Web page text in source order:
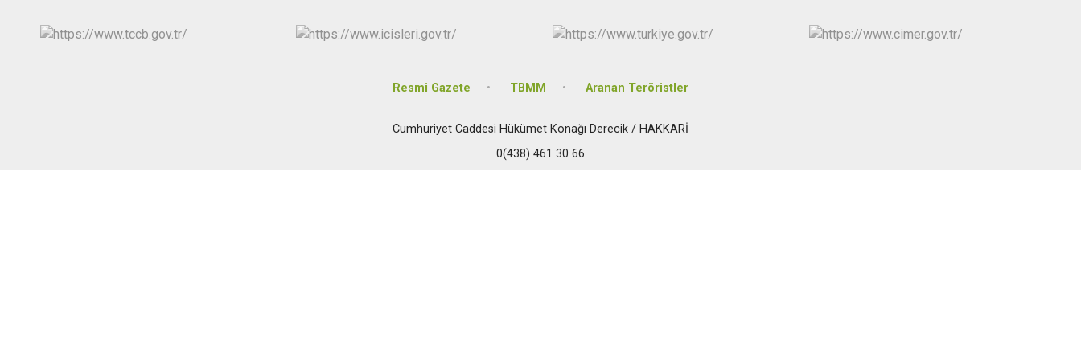
Resmi Gazete TBMM Aranan Teröristler
Cumhuriyet Caddesi Hükümet Konağı Derecik / HAKKARİ
0(438) 461 30 66